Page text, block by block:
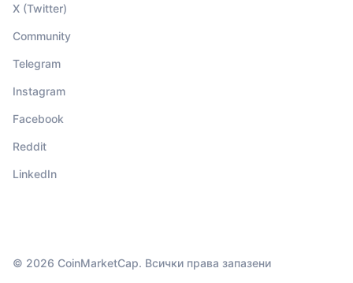
X (Twitter)
Community
Telegram
Instagram
Facebook
Reddit
LinkedIn
© 2026 CoinMarketCap. Всички права запазени